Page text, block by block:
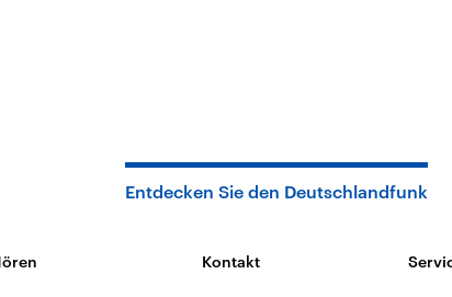
Entdecken Sie den Deutschlandfunk
Kontakt